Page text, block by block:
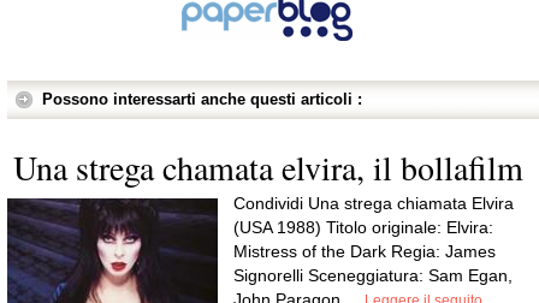
Possono interessarti anche questi articoli :
Una strega chamata elvira, il bollafilm
Condividi Una strega chiamata Elvira
(USA 1988) Titolo originale: Elvira:
Mistress of the Dark Regia: James
Signorelli Sceneggiatura: Sam Egan,